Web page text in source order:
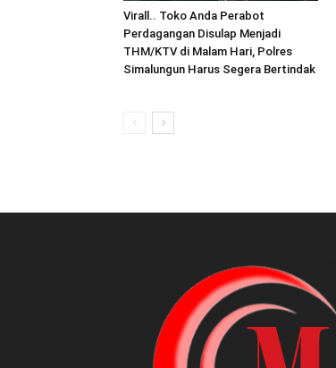
Virall.. Toko Anda Perabot
Perdagangan Disulap Menjadi
THM/KTV di Malam Hari, Polres
Simalungun Harus Segera Bertindak